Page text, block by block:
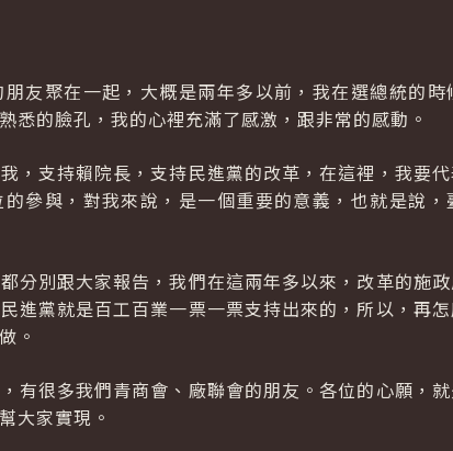
友聚在一起，大概是兩年多以前，我在選總統的
悉的臉孔，我的心裡充滿了感激，跟非常的感動。
，支持賴院長，支持民進黨的改革，在這裡，我要
參與，對我來說，是一個重要的意義，也就是說
分別跟大家報告，我們在這兩年多以來，改革的施
進黨就是百工百業一票一票支持出來的，所以，再
。
有很多我們青商會、廠聯會的朋友。各位的心願，
大家實現。